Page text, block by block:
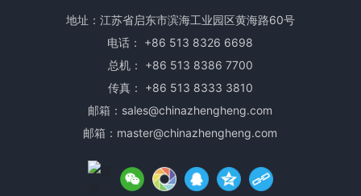
地址：江苏省启东市滨海工业园区黄海路60号
电话： +86 513 8326 6698
总机： +86 513 8386 7700
传真： +86 513 8333 3810
邮箱： sales@chinazhengheng.com
邮箱： master@chinazhengheng.com